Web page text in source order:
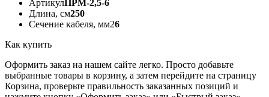
АртикулПРМ-2,5-6
Длина, см250
Сечение кабеля, мм26
Как купить
Оформить заказ на нашем сайте легко. Просто добавьте
выбранные товары в корзину, а затем перейдите на страницу
Корзина, проверьте правильность заказанных позиций и